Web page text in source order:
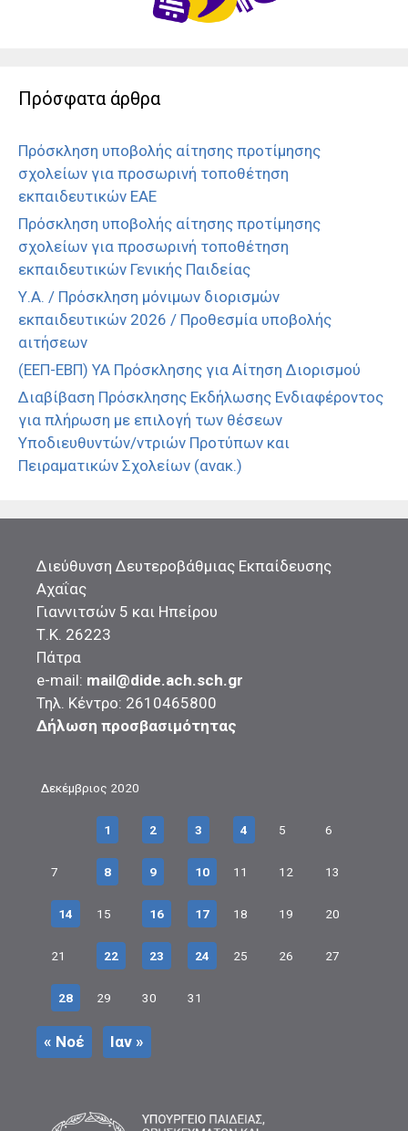
Πρόσφατα άρθρα
Πρόσκληση υποβολής αίτησης προτίμησης
σχολείων για προσωρινή τοποθέτηση
εκπαιδευτικών ΕΑΕ
Πρόσκληση υποβολής αίτησης προτίμησης
σχολείων για προσωρινή τοποθέτηση
εκπαιδευτικών Γενικής Παιδείας
Υ.Α. / Πρόσκληση μόνιμων διορισμών
εκπαιδευτικών 2026 / Προθεσμία υποβολής
αιτήσεων
(ΕΕΠ-ΕΒΠ) ΥΑ Πρόσκλησης για Αίτηση Διορισμού
Διαβίβαση Πρόσκλησης Εκδήλωσης Ενδιαφέροντος
για πλήρωση με επιλογή των θέσεων
Υποδιευθυντών/ντριών Προτύπων και
Πειραματικών Σχολείων (ανακ.)
Διεύθυνση Δευτεροβάθμιας Εκπαίδευσης
Αχαΐας
Γιαννιτσών 5 και Ηπείρου
Τ.Κ. 26223
Πάτρα
e-mail: mail@dide.ach.sch.gr
Τηλ. Κέντρο: 2610465800
Δήλωση προσβασιμότητας
Δεκέμβριος 2020
1 2 3 4 5 6
7 8 9 10 11 12 13
14 15 16 17 18 19 20
21 22 23 24 25 26 27
28 29 30 31
« Νοέ Ιαν »